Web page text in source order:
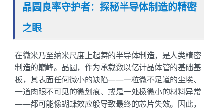
晶圆良率守护者：探秘半导体制造的精密
之眼
在微米乃至纳米尺度上起舞的半导体制造，是人类精密
制造的巅峰。晶圆，作为承载数以亿计晶体管的基础基
板，其表面任何微小的缺陷——一粒微不足道的尘埃、
一道肉眼不可见的微划痕、或是一处极微小的材料异常
——都可能像蝴蝶效应般导致最终的芯片失效。因此，